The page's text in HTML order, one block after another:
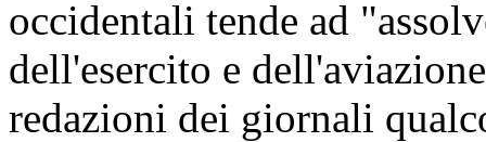
occidentali tende ad
dell'esercito e
redazioni dei giornali